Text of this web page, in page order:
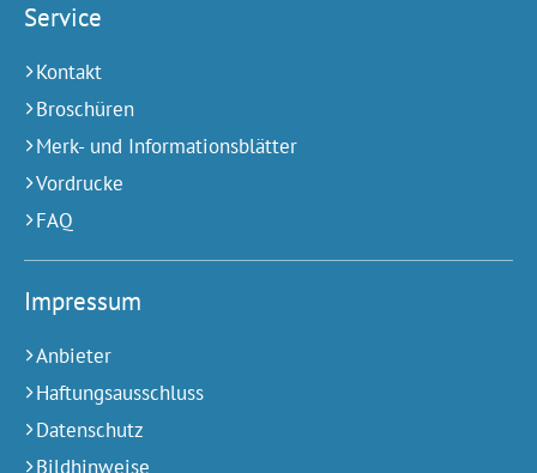
Service
Kontakt
Broschüren
Merk- und Informationsblätter
Vordrucke
FAQ
Impressum
Anbieter
Haftungsausschluss
Datenschutz
Bildhinweise